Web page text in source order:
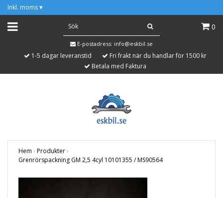
Inkl. moms ▾
0
E-postadress: info@eskbil.se
1-5 dagar leveranstid
Fri frakt när du handlar för 1500 kr
Betala med Faktura
Hem › Produkter›
Grenrörspackning GM 2,5 4cyl 10101355 / MS90564